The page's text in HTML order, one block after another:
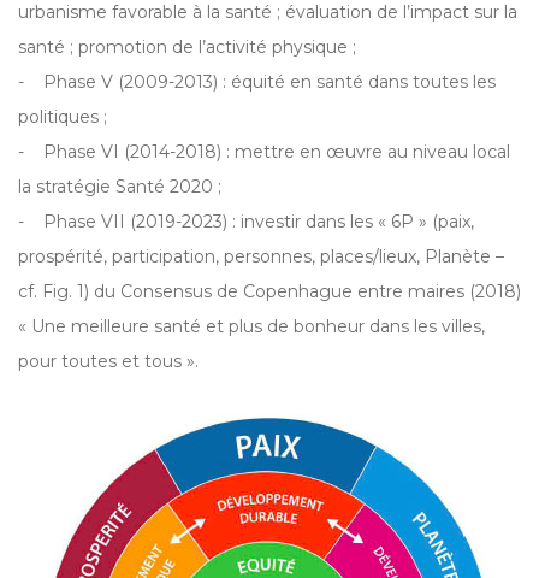
urbanisme favorable à la santé ; évaluation de l’impact sur la
santé ; promotion de l’activité physique ;
- Phase V (2009-2013) : équité en santé dans toutes les
politiques ;
- Phase VI (2014-2018) : mettre en œuvre au niveau local
la stratégie Santé 2020 ;
- Phase VII (2019-2023) : investir dans les « 6P » (paix,
prospérité, participation, personnes, places/lieux, Planète –
cf. Fig. 1) du Consensus de Copenhague entre maires (2018)
« Une meilleure santé et plus de bonheur dans les villes,
pour toutes et tous ».